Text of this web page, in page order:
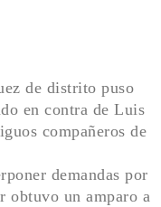
de distrito puso
en contra de Luis
compañeros de
demandas por
obtuvo un amparo a